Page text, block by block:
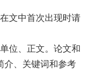
文中首次出现时请
位、正文。论文和
介、关键词和参考